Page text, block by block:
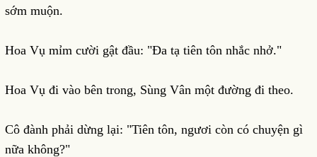
sớm muộn.
Hoa Vụ mỉm cười gật đầu: "Đa tạ tiên tôn nhắc nhở."
Hoa Vụ đi vào bên trong, Sùng Vân một đường đi theo.
Cô đành phải dừng lại: "Tiên tôn, ngươi còn có chuyện gì
nữa không?"